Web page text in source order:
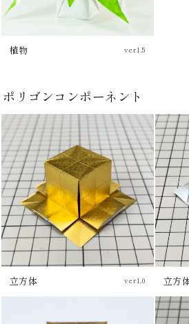
植物 ver1.5
ポリゴンコンポーネント
立方体 ver1.0 立方